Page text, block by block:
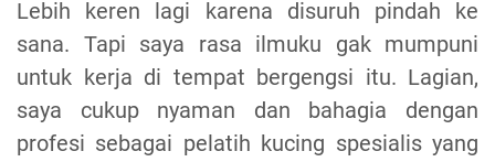
Lebih keren lagi karena disuruh pindah ke
sana. Tapi saya rasa ilmuku gak mumpuni
untuk kerja di tempat bergengsi itu. Lagian,
saya cukup nyaman dan bahagia dengan
profesi sebagai pelatih kucing spesialis yang